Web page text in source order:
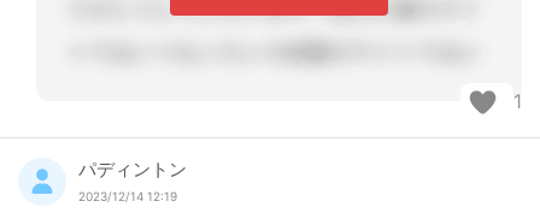
1
パディントン
2023/12/14 12:19